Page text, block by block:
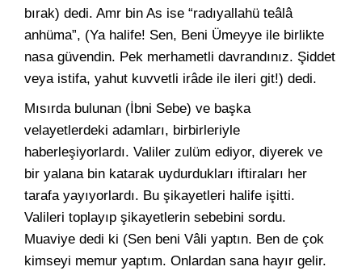
bırak) dedi. Amr bin As ise “radıyallahü teâlâ
anhüma”, (Ya halife! Sen, Beni Ümeyye ile birlikte
nasa güvendin. Pek merhametli davrandınız. Şiddet
veya istifa, yahut kuvvetli irâde ile ileri git!) dedi.
Mısırda bulunan (İbni Sebe) ve başka
velayetlerdeki adamları, birbirleriyle
haberleşiyorlardı. Valiler zulüm ediyor, diyerek ve
bir yalana bin katarak uydurdukları iftiraları her
tarafa yayıyorlardı. Bu şikayetleri halife işitti.
Valileri toplayıp şikayetlerin sebebini sordu.
Muaviye dedi ki (Sen beni Vâli yaptın. Ben de çok
kimseyi memur yaptım. Onlardan sana hayır gelir.